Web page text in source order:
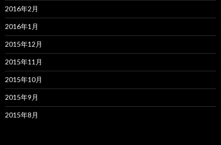
2016年2月
2016年1月
2015年12月
2015年11月
2015年10月
2015年9月
2015年8月